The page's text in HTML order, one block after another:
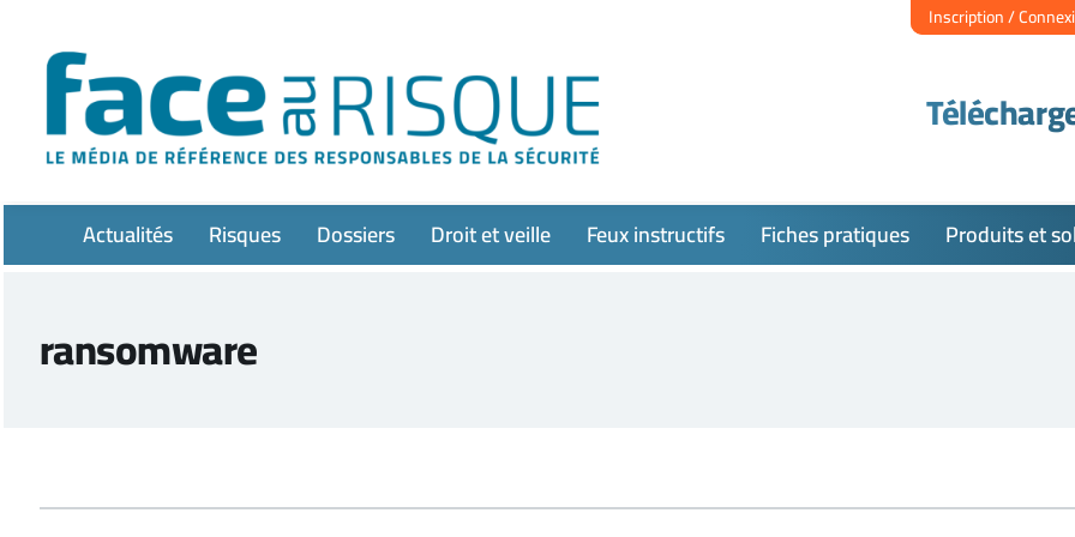
contenu
Inscription /
Actualités Risques Dossiers Droit et veille Feux instructifs Fiches pratiques Produits et
ransomware